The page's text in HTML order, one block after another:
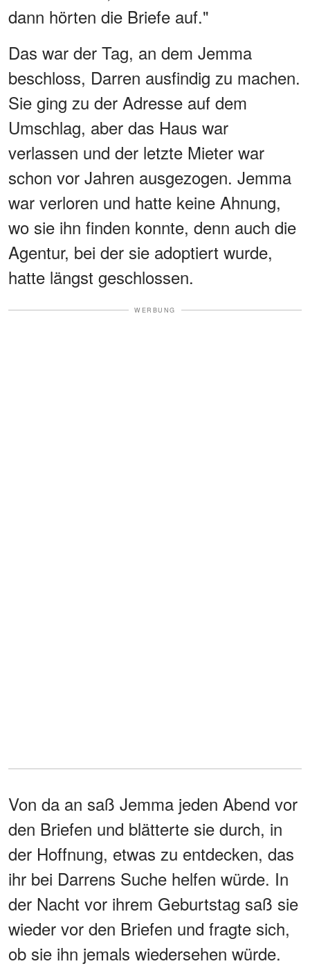
dann hörten die Briefe auf."
Das war der Tag, an dem Jemma
beschloss, Darren ausfindig zu machen.
Sie ging zu der Adresse auf dem
Umschlag, aber das Haus war
verlassen und der letzte Mieter war
schon vor Jahren ausgezogen. Jemma
war verloren und hatte keine Ahnung,
wo sie ihn finden konnte, denn auch die
Agentur, bei der sie adoptiert wurde,
hatte längst geschlossen.
WERBUNG
Von da an saß Jemma jeden Abend vor
den Briefen und blätterte sie durch, in
der Hoffnung, etwas zu entdecken, das
ihr bei Darrens Suche helfen würde. In
der Nacht vor ihrem Geburtstag saß sie
wieder vor den Briefen und fragte sich,
ob sie ihn jemals wiedersehen würde.